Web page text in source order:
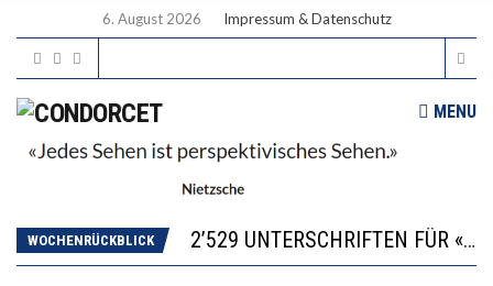
6. August 2026 Impressum & Datenschutz
MENU
WOCHENRÜCKBLICK
2’529 UNTERSCHRIFTEN FÜR «KEINE DIGITALEN GERÄTE IN DEN ERSTEN VIER PRIMARSCHULJAHREN» EINGEREICHT
ICH WILL MEHR EVIDENZ UND WILL WISSEN, WAS ALL DIE INVESTITIONEN BRINGEN